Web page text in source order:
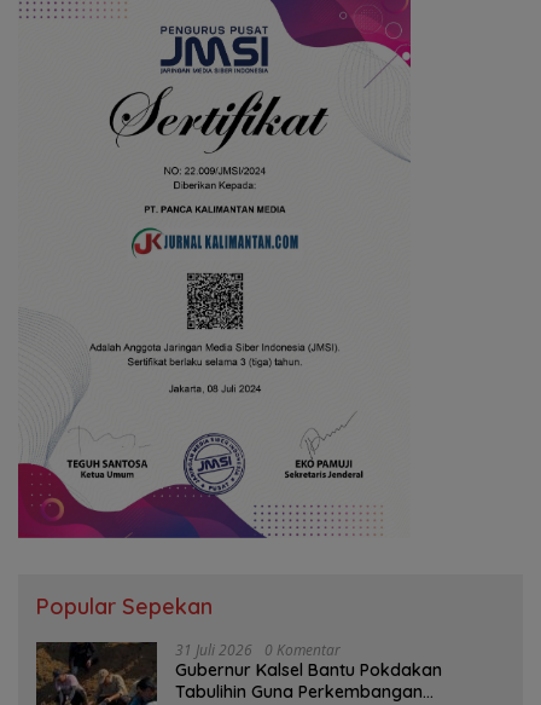
Popular Sepekan
31 Juli 2026 0 Komentar
Gubernur Kalsel Bantu Pokdakan
Tabulihin Guna Perkembangan